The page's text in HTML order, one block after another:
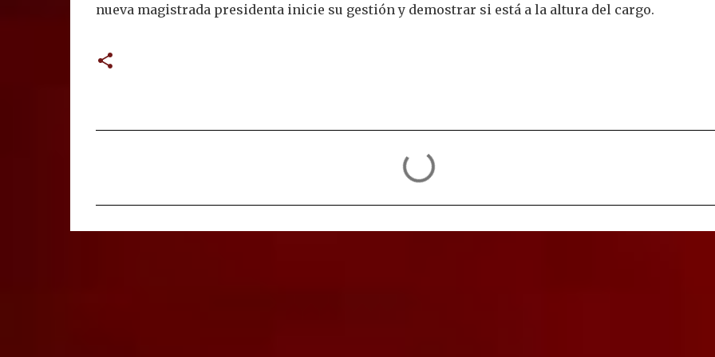
nueva magistrada presidenta inicie su gestión y demostrar si está a la altura del cargo.